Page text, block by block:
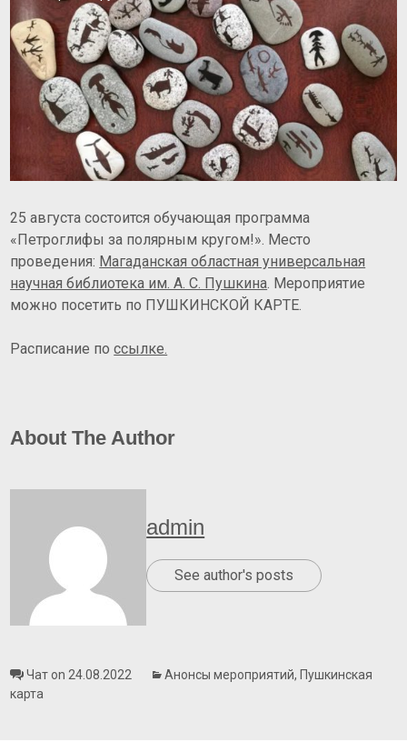
25 августа состоится обучающая программа
«Петроглифы за полярным кругом!». Место
проведения: Магаданская областная универсальная
научная библиотека им. А. С. Пушкина . Мероприятие
можно посетить по ПУШКИНСКОЙ КАРТЕ.
Расписание поссылке.
About The Author
admin
See author's posts
Чат on 24.08.2022 Анонсы мероприятий,Пушкинская
карта